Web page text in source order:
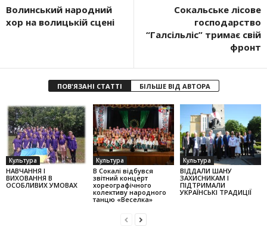
Волинський народний
хор на волицькій сцені
Сокальське лісове
господарство
“Галсільліс” тримає свій
фронт
ПОВ'ЯЗАНІ СТАТТІ БІЛЬШЕ ВІД АВТОРА
Культура
НАВЧАННЯ І
ВИХОВАННЯ В
ОСОБЛИВИХ УМОВАХ
Культура
В Сокалі відбувся
звітний концерт
хореографічного
колек­тиву народного
танцю «Веселка»
Культура
ВІДДАЛИ ШАНУ
ЗАХИСНИКАМ І
ПІДТРИМАЛИ
УКРАЇНСЬКІ ТРАДИЦІЇ